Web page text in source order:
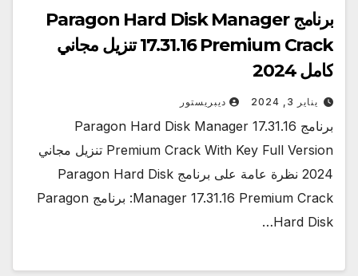
برنامج Paragon Hard Disk Manager
17.31.16 Premium Crack تنزيل مجاني
كامل 2024
يناير 3, 2024 ديبريستور
برنامج Paragon Hard Disk Manager 17.31.16
Premium Crack With Key Full Version تنزيل مجاني
2024 نظرة عامة على برنامج Paragon Hard Disk
Manager 17.31.16 Premium Crack: برنامج Paragon
Hard Disk…